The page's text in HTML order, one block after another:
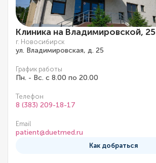
Клиника на Владимировской, 25
г. Новосибирск
ул. Владимировская, д. 25
График работы
Пн. - Вс. с 8.00 по 20.00
Телефон
8 (383) 209-18-17
Email
patient@duetmed.ru
Как добраться